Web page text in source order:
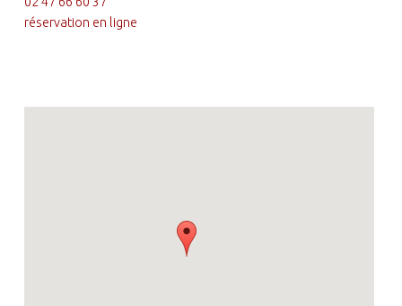
réservation en ligne